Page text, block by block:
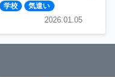
学校 気遣い
2026.01.05